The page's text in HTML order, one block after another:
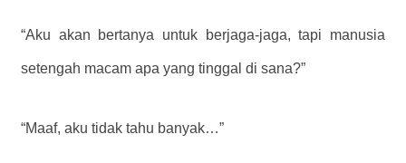
“Aku akan bertanya untuk berjaga-jaga, tapi manusia
setengah macam apa yang tinggal di sana?”
“Maaf, aku tidak tahu banyak…”